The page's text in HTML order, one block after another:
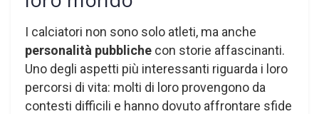
I calciatori non sono solo atleti, ma anche
personalità pubbliche con storie affascinanti.
Uno degli aspetti più interessanti riguarda i loro
percorsi di vita: molti di loro provengono da
contesti difficili e hanno dovuto affrontare sfide